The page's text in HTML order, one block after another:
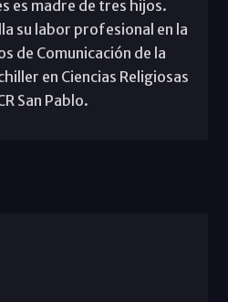
es madre de tres hijos.
su labor profesional en la
de Comunicación de la
en Ciencias Religiosas
San Pablo.